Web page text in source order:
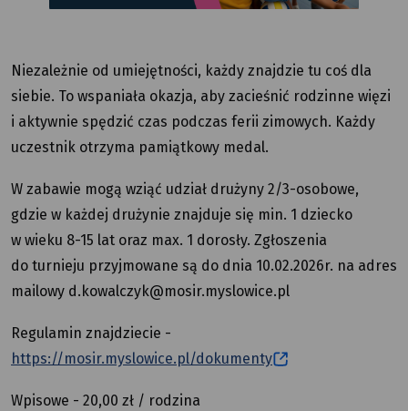
rodzina.
Zima
w mieście
2026.
Uśmiechnięta
z piłkami
do siatkówki.
Niezależnie od umiejętności, każdy znajdzie tu coś dla
siebie. To wspaniała okazja, aby zacieśnić rodzinne więzi
i aktywnie spędzić czas podczas ferii zimowych. Każdy
uczestnik otrzyma pamiątkowy medal.
W zabawie mogą wziąć udział drużyny 2/3-osobowe,
gdzie w każdej drużynie znajduje się min. 1 dziecko
w wieku 8-15 lat oraz max. 1 dorosły. Zgłoszenia
do turnieju przyjmowane są do dnia 10.02.2026r. na adres
mailowy d.kowalczyk@mosir.myslowice.pl
Regulamin znajdziecie -
https://mosir.myslowice.pl/dokumenty
Wpisowe - 20,00 zł / rodzina